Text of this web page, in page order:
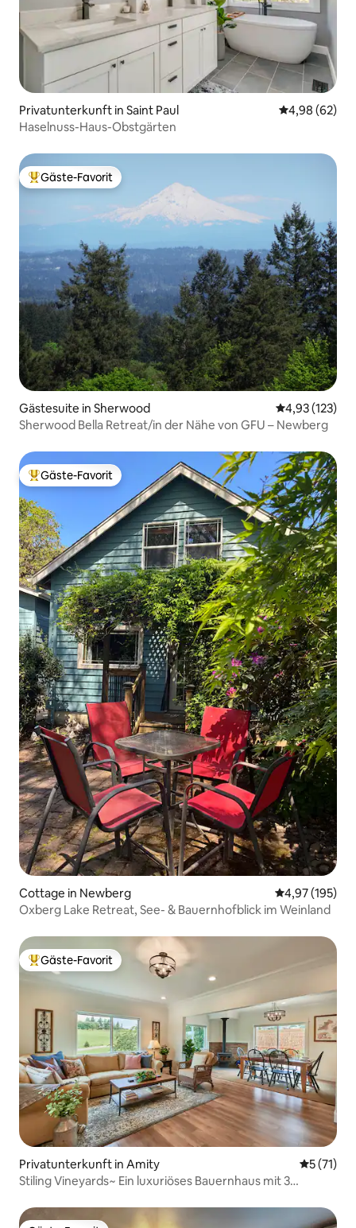
Privatunterkunft in Saint Paul
4,98 (62)
Haselnuss-Haus-Obstgärten
Beliebter Gäste-Favorit.
Gäste-Favorit
Gästesuite in Sherwood
4,93 (123)
Sherwood Bella Retreat/in der Nähe von GFU – Newberg
Beliebter Gäste-Favorit.
Gäste-Favorit
Cottage in Newberg
4,97 (195)
Oxberg Lake Retreat, See- & Bauernhofblick im Weinland
Beliebter Gäste-Favorit.
Gäste-Favorit
Privatunterkunft in Amity
5 (71)
Stiling Vineyards~ Ein luxuriöses Bauernhaus mit 3